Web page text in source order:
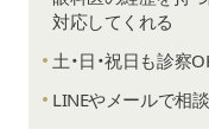
対応してくれる
土・日・祝日も診察
LINEやメールで相